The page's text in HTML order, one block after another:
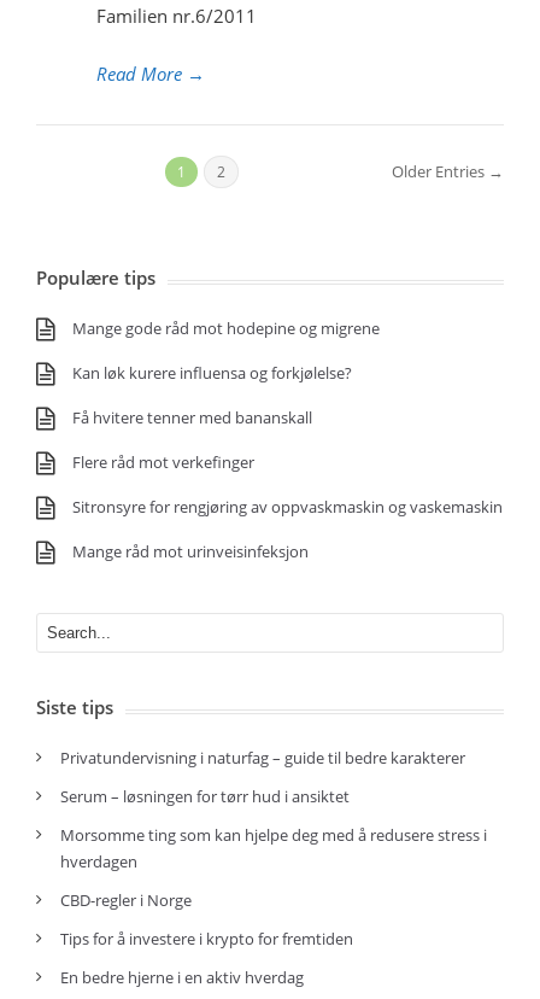
Familien nr.6/2011
Read More →
1 2 Older Entries →
Populære tips
Mange gode råd mot hodepine og migrene
Kan løk kurere influensa og forkjølelse?
Få hvitere tenner med bananskall
Flere råd mot verkefinger
Sitronsyre for rengjøring av oppvaskmaskin og vaskemaskin
Mange råd mot urinveisinfeksjon
Siste tips
Privatundervisning i naturfag – guide til bedre karakterer
Serum – løsningen for tørr hud i ansiktet
Morsomme ting som kan hjelpe deg med å redusere stress i
hverdagen
CBD-regler i Norge
Tips for å investere i krypto for fremtiden
En bedre hjerne i en aktiv hverdag